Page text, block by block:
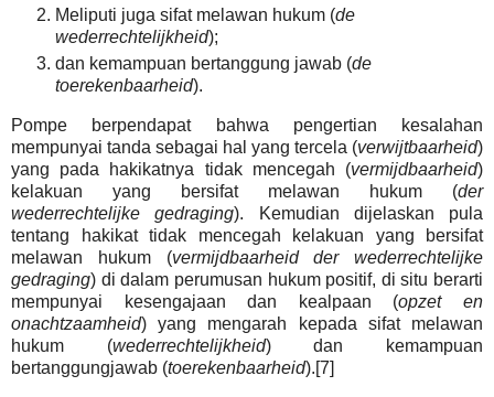
Meliputi juga sifat melawan hukum (de
wederrechtelijkheid);
dan kemampuan bertanggung jawab (de
toerekenbaarheid).
Pompe berpendapat bahwa pengertian kesalahan
mempunyai tanda sebagai hal yang tercela (verwijtbaarheid)
yang pada hakikatnya tidak mencegah (vermijdbaarheid)
kelakuan yang bersifat melawan hukum (der
wederrechtelijke
gedraging). Kemudian dijelaskan pula
tentang hakikat tidak mencegah kelakuan yang bersifat
melawan hukum (vermijdbaarheid der wederrechtelijke
gedraging) di dalam perumusan hukum positif, di situ berarti
mempunyai kesengajaan dan kealpaan (opzet en
onachtzaamheid) yang mengarah kepada sifat melawan
hukum (wederrechtelijkheid) dan kemampuan
bertanggungjawab (toerekenbaarheid).[7]